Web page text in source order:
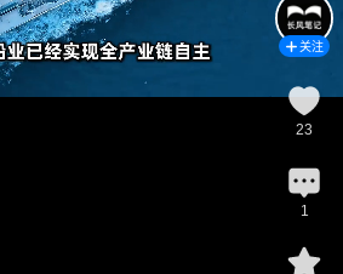
关注
23
1